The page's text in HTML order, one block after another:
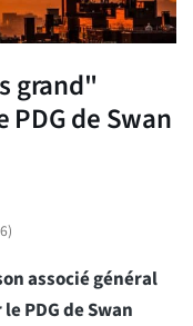
grand"
de Swan
)
associé général
PDG de Swan